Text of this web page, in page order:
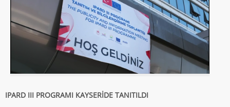
IPARD III PROGRAMI KAYSERİDE TANITILDI